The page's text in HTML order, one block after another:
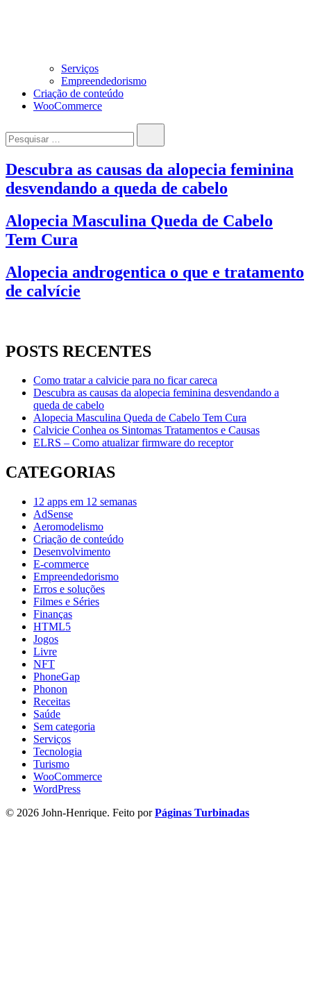
Serviços
Empreendedorismo
Criação de conteúdo
WooCommerce
Descubra as causas da alopecia feminina
desvendando a queda de cabelo
Alopecia Masculina Queda de Cabelo
Tem Cura
Alopecia androgentica o que e tratamento
de calvície
POSTS RECENTES
Como tratar a calvicie para no ficar careca
Descubra as causas da alopecia feminina desvendando a
queda de cabelo
Alopecia Masculina Queda de Cabelo Tem Cura
Calvicie Conhea os Sintomas Tratamentos e Causas
ELRS – Como atualizar firmware do receptor
CATEGORIAS
12 apps em 12 semanas
AdSense
Aeromodelismo
Criação de conteúdo
Desenvolvimento
E-commerce
Empreendedorismo
Erros e soluções
Filmes e Séries
Finanças
HTML5
Jogos
Livre
NFT
PhoneGap
Phonon
Receitas
Saúde
Sem categoria
Serviços
Tecnologia
Turismo
WooCommerce
WordPress
© 2026 John-Henrique. Feito porPáginas Turbinadas